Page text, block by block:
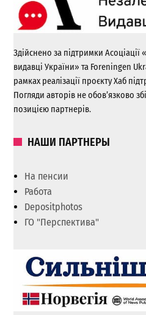
Здійснено за підтримки Асоціації
видавці України» та Foreningen
рамках реалізації проєкту Хаб
Погляди авторів не обов’язково
позицією партнерів.
НАШИ ПАРТНЕРЫ
На пенсии
Работа
Depositphotos
ГО "Перспектива"